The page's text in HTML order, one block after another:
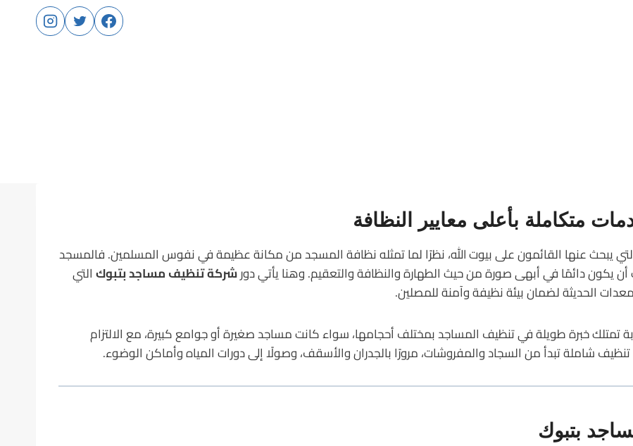
متكاملة بأعلى معايير النظافة
يبحث عنها القائمون على بيوت الله، نظرًا لما تمثله نظافة المسجد من مكانة عظيمة في نفوس المسلمين. فالمسجد
يكون دائمًا في أبهى صورة من حيث الطهارة والنظافة والتعقيم. وهنا يأتي دورشركة تنظيف مساجد بتبوكالتي
الحديثة لضمان بيئة نظيفة وآمنة للمصلين.
خبرة طويلة في تنظيف المساجد بمختلف أحجامها، سواء كانت مساجد صغيرة أو جوامع كبيرة، مع الالتزام
شاملة تبدأ من السجاد والمفروشات، مرورًا بالجدران والأسقف، وصولًا إلى دورات المياه وأماكن الوضوء.
بتبوك